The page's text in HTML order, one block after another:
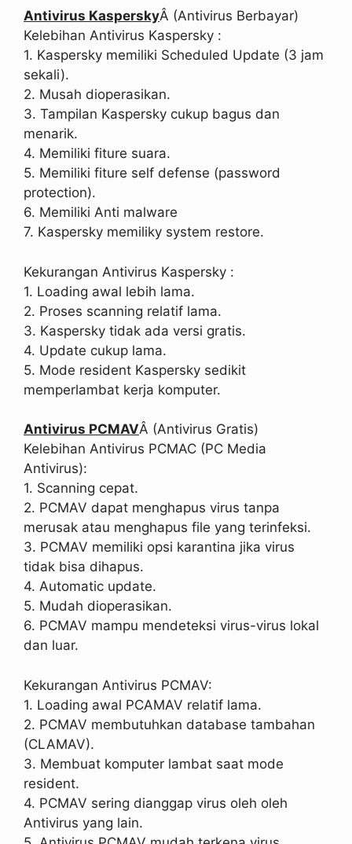
Antivirus KasperskyÂ (Antivirus Berbayar)
Kelebihan Antivirus Kaspersky :
1. Kaspersky memiliki Scheduled Update (3 jam
sekali).
2. Musah dioperasikan.
3. Tampilan Kaspersky cukup bagus dan
menarik.
4. Memiliki fiture suara.
5. Memiliki fiture self defense (password
protection).
6. Memiliki Anti malware
7. Kaspersky memiliky system restore.
Kekurangan Antivirus Kaspersky :
1. Loading awal lebih lama.
2. Proses scanning relatif lama.
3. Kaspersky tidak ada versi gratis.
4. Update cukup lama.
5. Mode resident Kaspersky sedikit
memperlambat kerja komputer.
Antivirus PCMAVÂ (Antivirus Gratis)
Kelebihan Antivirus PCMAC (PC Media
Antivirus):
1. Scanning cepat.
2. PCMAV dapat menghapus virus tanpa
merusak atau menghapus file yang terinfeksi.
3. PCMAV memiliki opsi karantina jika virus
tidak bisa dihapus.
4. Automatic update.
5. Mudah dioperasikan.
6. PCMAV mampu mendeteksi virus-virus lokal
dan luar.
Kekurangan Antivirus PCMAV:
1. Loading awal PCAMAV relatif lama.
2. PCMAV membutuhkan database tambahan
(CLAMAV).
3. Membuat komputer lambat saat mode
resident.
4. PCMAV sering dianggap virus oleh oleh
Antivirus yang lain.